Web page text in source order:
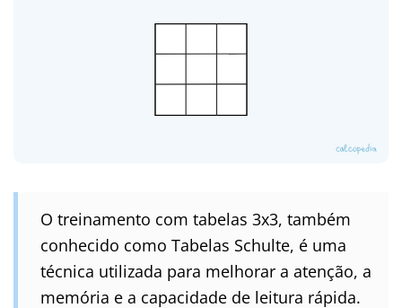
O treinamento com tabelas 3x3, também
conhecido como Tabelas Schulte, é uma
técnica utilizada para melhorar a atenção, a
memória e a capacidade de leitura rápida.